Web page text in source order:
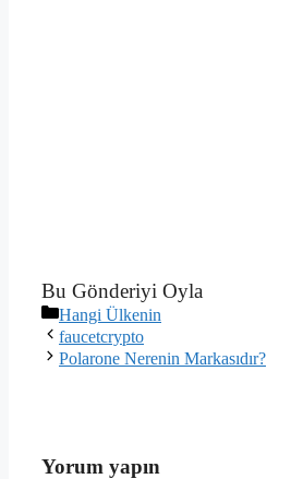
Bu Gönderiyi Oyla
Kategoriler
Hangi Ülkenin
faucetcrypto
Polarone Nerenin Markasıdır?
Yorum yapın